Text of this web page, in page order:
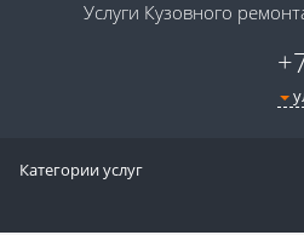
Услуги Кузовного
Категории услуг